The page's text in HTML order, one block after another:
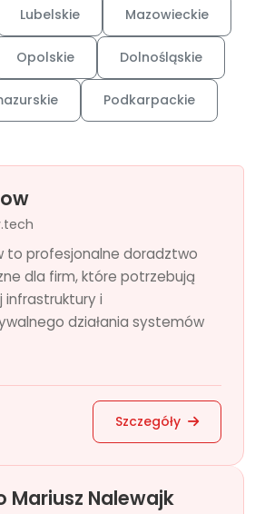
Lubelskie Mazowieckie
Opolskie Dolnośląskie
Podkarpackie
to profesjonalne doradztwo
dla firm, które potrzebują
infrastruktury i
działania systemów
Szczegóły
Mariusz Nalewajk